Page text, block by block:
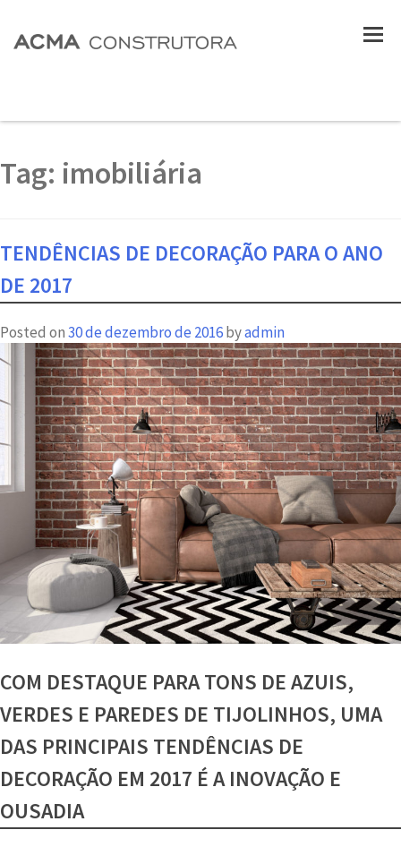
Tag: imobiliária
TENDÊNCIAS DE DECORAÇÃO PARA O ANO
DE 2017
Posted on30 de dezembro de 2016byadmin
COM DESTAQUE PARA TONS DE AZUIS,
VERDES E PAREDES DE TIJOLINHOS, UMA
DAS PRINCIPAIS TENDÊNCIAS DE
DECORAÇÃO EM 2017 É A INOVAÇÃO E
OUSADIA